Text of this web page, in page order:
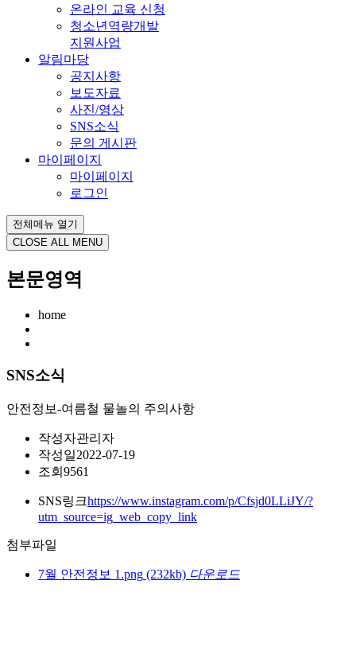
온라인 교육 신청
청소년역량개발
지원사업
알림마당
공지사항
보도자료
사진/영상
SNS소식
문의 게시판
마이페이지
마이페이지
로그인
전체메뉴 열기
CLOSE ALL MENU
본문영역
home
SNS소식
안전정보-여름철 물놀의 주의사항
작성자관리자
작성일2022-07-19
조회 9561
SNS링크https://www.instagram.com/p/Cfsjd0LLiJY/?
utm_source=ig_web_copy_link
첨부파일
7월 안전정보 1.png (232kb) 다운로드